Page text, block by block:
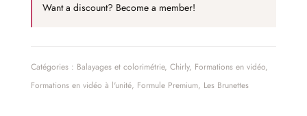
ombré
fondu
Want a discount? Become a member!
Catégories : Balayages et colorimétrie, Chirly, Formations en vidéo,
Formations en vidéo à l'unité, Formule Premium, Les Brunettes